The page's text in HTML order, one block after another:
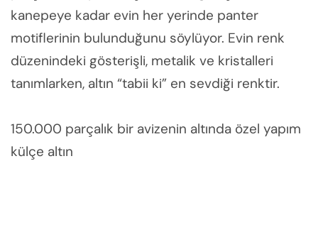
kanepeye kadar evin her yerinde panter
motiflerinin bulunduğunu söylüyor. Evin renk
düzenindeki gösterişli, metalik ve kristalleri
tanımlarken, altın “tabii ki” en sevdiği renktir.
150.000 parçalık bir avizenin altında özel yapım
külçe altın